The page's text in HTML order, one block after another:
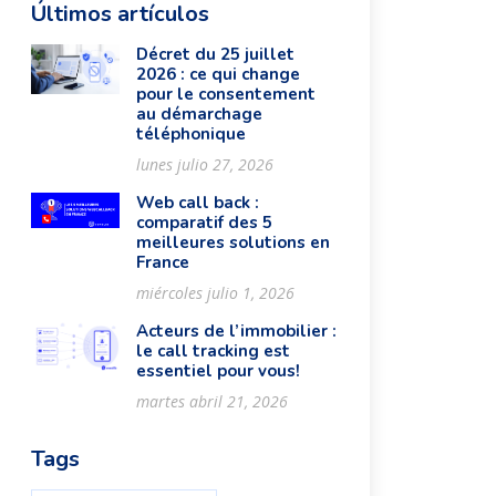
Últimos artículos
Décret du 25 juillet
2026 : ce qui change
pour le consentement
au démarchage
téléphonique
lunes julio 27, 2026
Web call back :
comparatif des 5
meilleures solutions en
France
miércoles julio 1, 2026
Acteurs de l’immobilier :
le call tracking est
essentiel pour vous!
martes abril 21, 2026
Tags